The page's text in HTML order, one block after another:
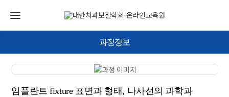
과정정보
임플란트 fixture 표면과 형태, 나사선의 과학과